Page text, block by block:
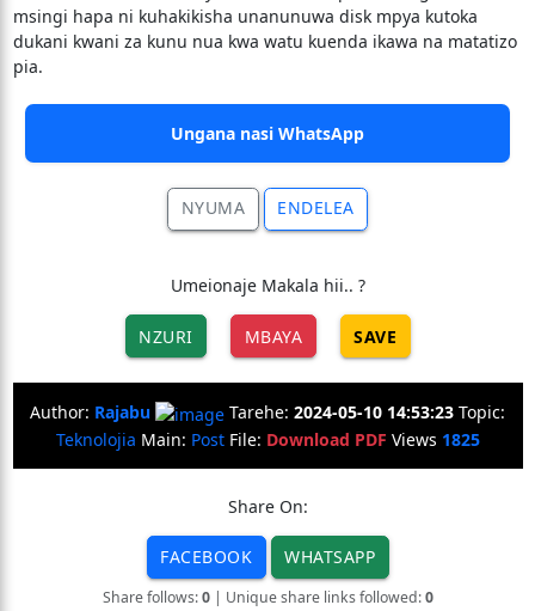
msingi hapa ni kuhakikisha unanunuwa disk mpya kutoka
dukani kwani za kunu nua kwa watu kuenda ikawa na matatizo
pia.
Ungana nasi WhatsApp
NYUMA ENDELEA
Umeionaje Makala hii.. ?
NZURI MBAYA SAVE
Author: Rajabu Tarehe: 2024-05-10 14:53:23 Topic:
Teknolojia Main: PostFile: Download PDF Views 1825
Share On:
FACEBOOK WHATSAPP
Share follows:0| Unique share links followed:0